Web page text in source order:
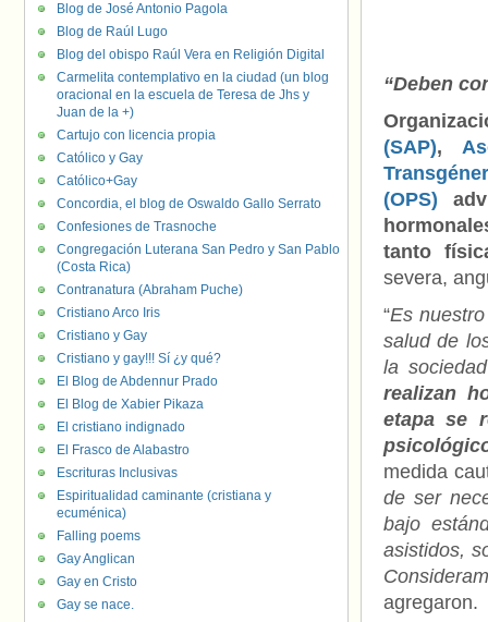
“Deben
(SAP),
(OPS)
tanto
severa,
“Es
salud de
la
realizan
etapa se
medida
de ser
bajo
asistidos,
agregaron.
Blog de José Antonio Pagola
Blog de Raúl Lugo
Blog del obispo Raúl Vera en Religión Digital
Carmelita contemplativo en la ciudad (un blog
oracional en la escuela de Teresa de Jhs y
Juan de la +)
Cartujo con licencia propia
Católico y Gay
Católico+Gay
Concordia, el blog de Oswaldo Gallo Serrato
Confesiones de Trasnoche
Congregación Luterana San Pedro y San Pablo
(Costa Rica)
Contranatura (Abraham Puche)
Cristiano Arco Iris
Cristiano y Gay
Cristiano y gay!!! Sí ¿y qué?
El Blog de Abdennur Prado
El Blog de Xabier Pikaza
El cristiano indignado
El Frasco de Alabastro
Escrituras Inclusivas
Espiritualidad caminante (cristiana y
ecuménica)
Falling poems
Gay Anglican
Gay en Cristo
Gay se nace.